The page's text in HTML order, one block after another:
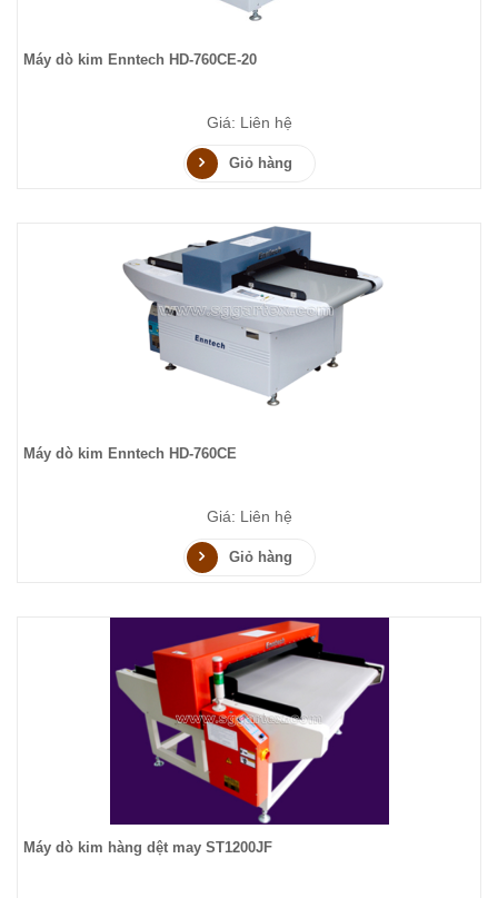
Máy dò kim Enntech HD-760CE-20
Giá: Liên hệ
Giỏ hàng
Máy dò kim Enntech HD-760CE
Giá: Liên hệ
Giỏ hàng
Máy dò kim hàng dệt may ST1200JF